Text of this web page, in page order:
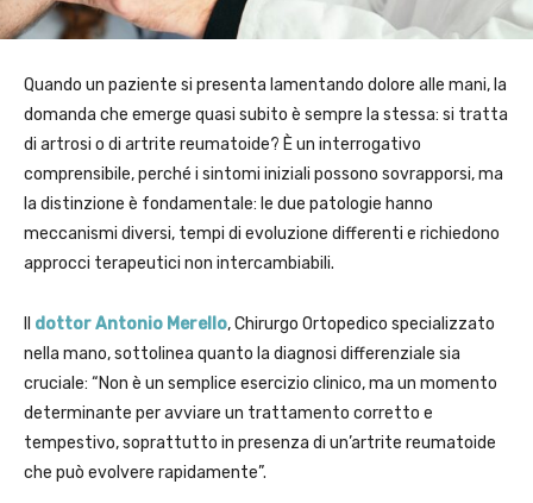
Quando un paziente si presenta lamentando dolore alle mani, la
domanda che emerge quasi subito è sempre la stessa: si tratta
di artrosi o di artrite reumatoide? È un interrogativo
comprensibile, perché i sintomi iniziali possono sovrapporsi, ma
la distinzione è fondamentale: le due patologie hanno
meccanismi diversi, tempi di evoluzione differenti e richiedono
approcci terapeutici non intercambiabili.
dottor Antonio Merello, Chirurgo Ortopedico specializzato
nella mano, sottolinea quanto la diagnosi differenziale sia
cruciale: “Non è un semplice esercizio clinico, ma un momento
determinante per avviare un trattamento corretto e
tempestivo, soprattutto in presenza di un’artrite reumatoide
che può evolvere rapidamente”.